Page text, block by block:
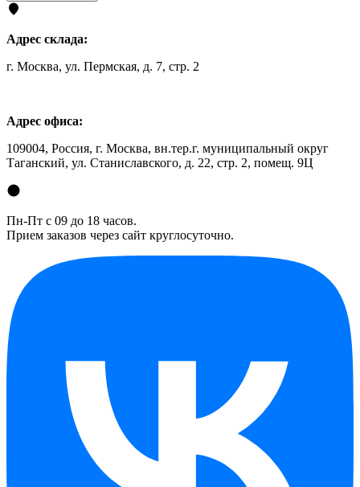
Адрес склада:
г. Москва, ул. Пермская, д. 7, стр. 2
Адрес офиса:
109004, Россия, г. Москва, вн.тер.г. муниципальный округ
Таганский, ул. Станиславского, д. 22, стр. 2, помещ. 9Ц
Пн-Пт с 09 до 18 часов.
Прием заказов через сайт круглосуточно.